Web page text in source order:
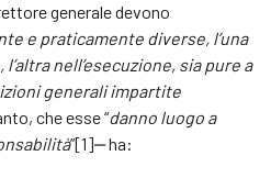
generale devono
e praticamente diverse, l’una
nell’esecuzione, sia pure a
generali impartite
che esse “danno luogo a
”[1]‒ ha: